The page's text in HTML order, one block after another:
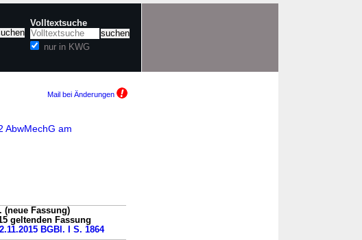
Volltextsuche
nur in KWG
Mail bei Änderungen
AbwMechG am
(neue Fassung)
geltenden Fassung
BGBl. I S. 1864